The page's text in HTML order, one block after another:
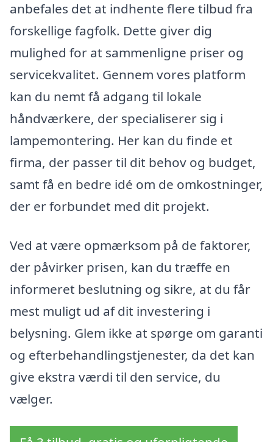
anbefales det at indhente flere tilbud fra
forskellige fagfolk. Dette giver dig
mulighed for at sammenligne priser og
servicekvalitet. Gennem vores platform
kan du nemt få adgang til lokale
håndværkere, der specialiserer sig i
lampemontering. Her kan du finde et
firma, der passer til dit behov og budget,
samt få en bedre idé om de omkostninger,
der er forbundet med dit projekt.
Ved at være opmærksom på de faktorer,
der påvirker prisen, kan du træffe en
informeret beslutning og sikre, at du får
mest muligt ud af dit investering i
belysning. Glem ikke at spørge om garanti
og efterbehandlingstjenester, da det kan
give ekstra værdi til den service, du
vælger.